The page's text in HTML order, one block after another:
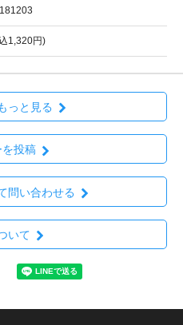
1,320円)
っと見る
を投稿
問い合わせる
いて